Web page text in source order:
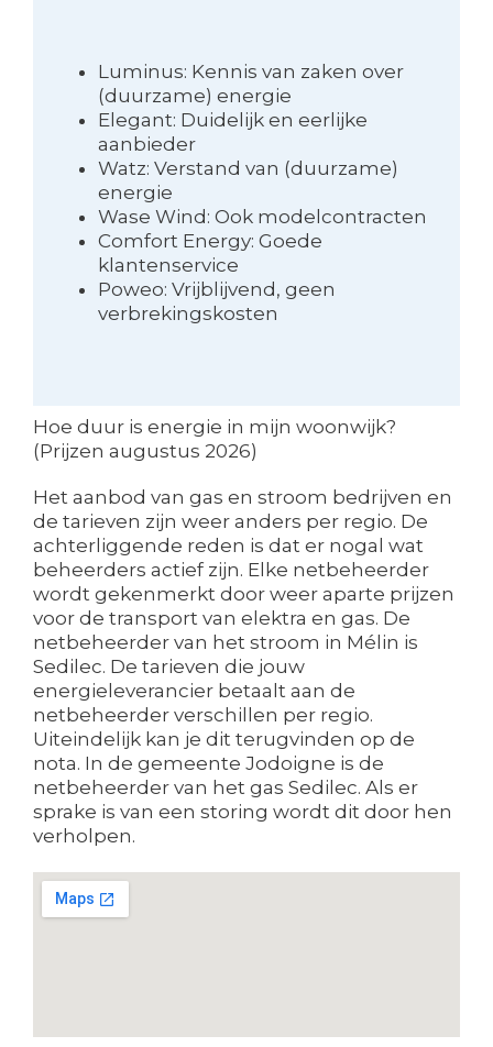
Luminus: Kennis van zaken over
(duurzame) energie
Elegant: Duidelijk en eerlijke
aanbieder
Watz: Verstand van (duurzame)
energie
Wase Wind: Ook modelcontracten
Comfort Energy: Goede
klantenservice
Poweo: Vrijblijvend, geen
verbrekingskosten
Hoe duur is energie in mijn woonwijk?
(Prijzen augustus 2026)
Het aanbod van gas en stroom bedrijven en
de tarieven zijn weer anders per regio. De
achterliggende reden is dat er nogal wat
beheerders actief zijn. Elke netbeheerder
wordt gekenmerkt door weer aparte prijzen
voor de transport van elektra en gas. De
netbeheerder van het stroom in Mélin is
Sedilec. De tarieven die jouw
energieleverancier betaalt aan de
netbeheerder verschillen per regio.
Uiteindelijk kan je dit terugvinden op de
nota. In de gemeente Jodoigne is de
netbeheerder van het gas Sedilec. Als er
sprake is van een storing wordt dit door hen
verholpen.